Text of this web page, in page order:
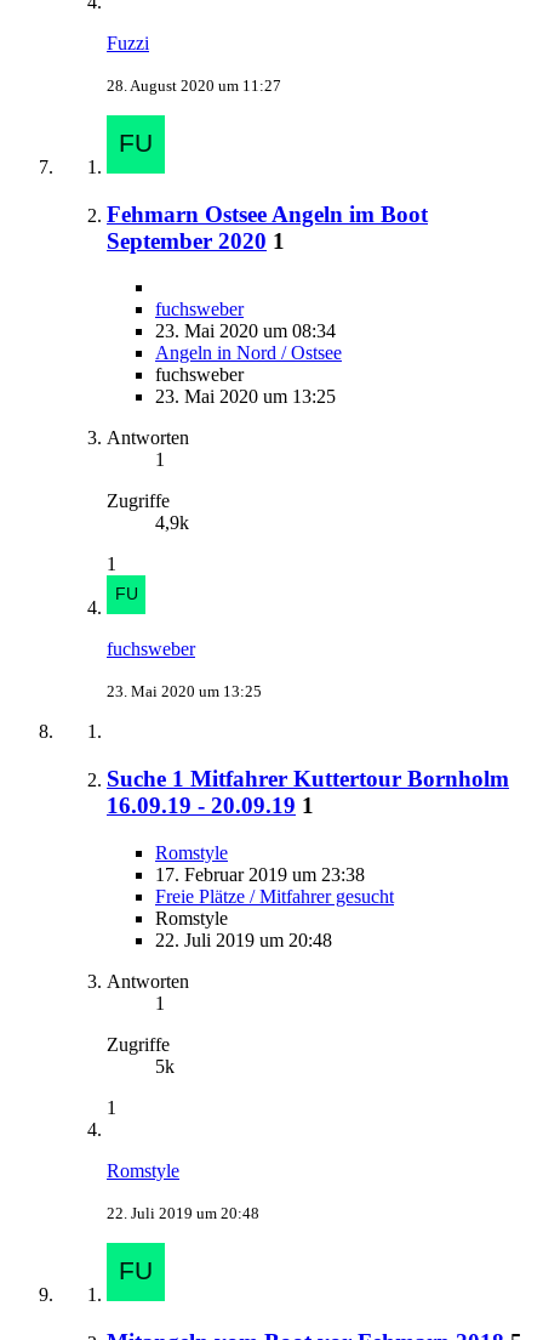
Fuzzi
28. August 2020 um 11:27
Fehmarn Ostsee Angeln im Boot
September 2020 1
fuchsweber
23. Mai 2020 um 08:34
Angeln in Nord / Ostsee
fuchsweber
23. Mai 2020 um 13:25
Antworten
1
Zugriffe
4,9k
1
fuchsweber
23. Mai 2020 um 13:25
Suche 1 Mitfahrer Kuttertour Bornholm
16.09.19 - 20.09.19 1
Romstyle
17. Februar 2019 um 23:38
Freie Plätze / Mitfahrer gesucht
Romstyle
22. Juli 2019 um 20:48
Antworten
1
Zugriffe
5k
1
Romstyle
22. Juli 2019 um 20:48